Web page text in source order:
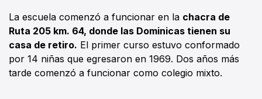
La escuela comenzó a funcionar en la chacra de
Ruta 205 km. 64, donde las Dominicas tienen su
casa de retiro. El primer curso estuvo conformado
por 14 niñas que egresaron en 1969. Dos años más
tarde comenzó a funcionar como colegio mixto.